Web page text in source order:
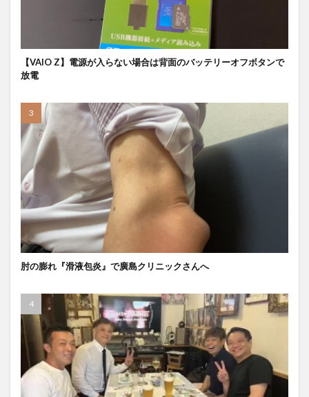
【VAIO Z】電源が入らない場合は背面のバッテリーオフボタンで
放電
肘の膨れ『滑液包炎』で廣島クリニックさんへ